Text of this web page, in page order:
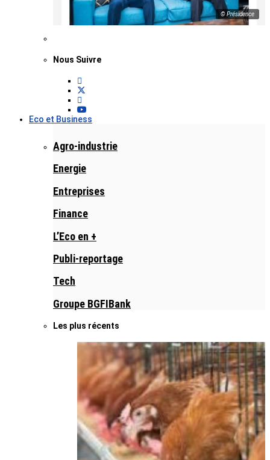
© Présidence
Nous Suivre
Eco et Business
Agro-industrie
Energie
Entreprises
Finance
L’Eco en +
Publi-reportage
Tech
Groupe BGFIBank
Les plus récents